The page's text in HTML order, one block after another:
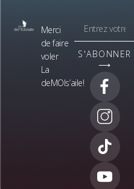
Merci
de faire
voler
La
deMOIs’aile!
S'ABONNER
⟶